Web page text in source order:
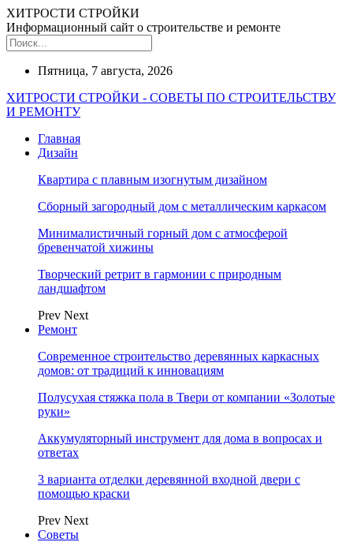
ХИТРОСТИ СТРОЙКИ
Информационный сайт о строительстве и ремонте
Пятница, 7 августа, 2026
ХИТРОСТИ СТРОЙКИ - СОВЕТЫ ПО СТРОИТЕЛЬСТВУ
И РЕМОНТУ
Главная
Дизайн
Квартира с плавным изогнутым дизайном
Сборный загородный дом с металлическим каркасом
Минималистичный горный дом с атмосферой
бревенчатой хижины
Творческий ретрит в гармонии с природным
ландшафтом
Prev Next
Ремонт
Современное строительство деревянных каркасных
домов: от традиций к инновациям
Полусухая стяжка пола в Твери от компании «Золотые
руки»
Аккумуляторный инструмент для дома в вопросах и
ответах
3 варианта отделки деревянной входной двери с
помощью краски
Prev Next
Советы